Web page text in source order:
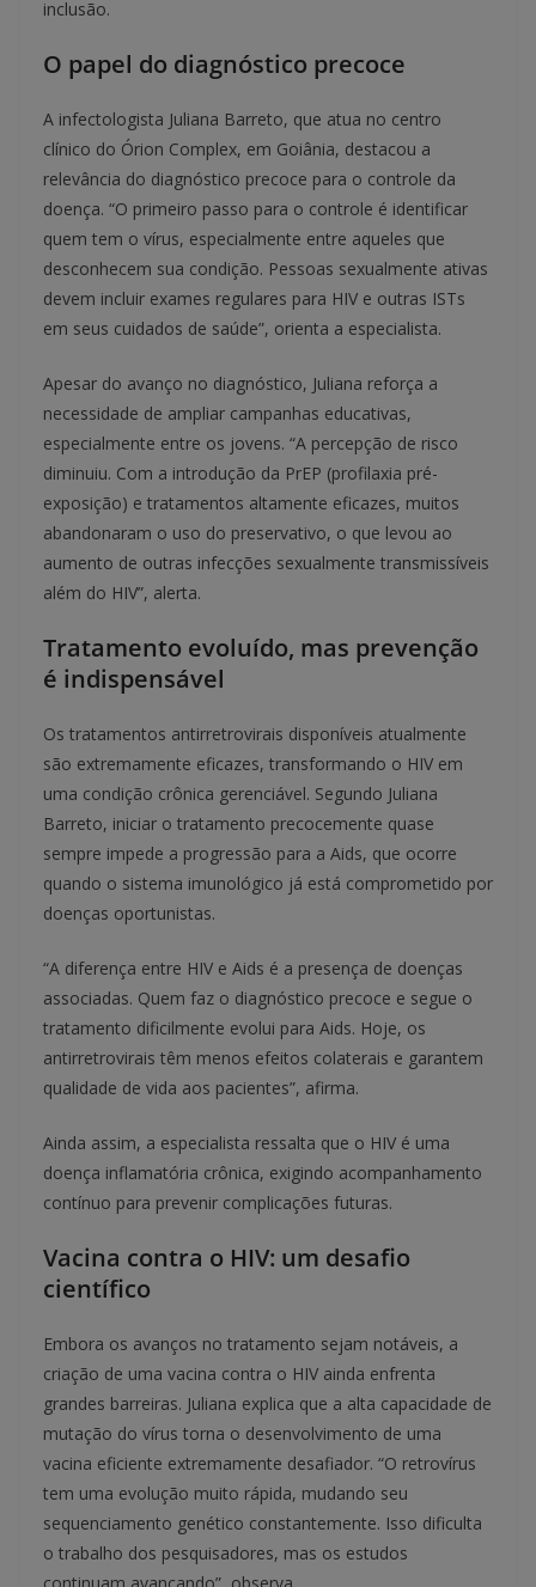
inclusão.
O papel do diagnóstico precoce
A infectologista Juliana Barreto, que atua no centro
clínico do Órion Complex, em Goiânia, destacou a
relevância do diagnóstico precoce para o controle da
doença. “O primeiro passo para o controle é identificar
quem tem o vírus, especialmente entre aqueles que
desconhecem sua condição. Pessoas sexualmente ativas
devem incluir exames regulares para HIV e outras ISTs
em seus cuidados de saúde”, orienta a especialista.
Apesar do avanço no diagnóstico, Juliana reforça a
necessidade de ampliar campanhas educativas,
especialmente entre os jovens. “A percepção de risco
diminuiu. Com a introdução da PrEP (profilaxia pré-
exposição) e tratamentos altamente eficazes, muitos
abandonaram o uso do preservativo, o que levou ao
aumento de outras infecções sexualmente transmissíveis
além do HIV”, alerta.
Tratamento evoluído, mas prevenção
é indispensável
Os tratamentos antirretrovirais disponíveis atualmente
são extremamente eficazes, transformando o HIV em
uma condição crônica gerenciável. Segundo Juliana
Barreto, iniciar o tratamento precocemente quase
sempre impede a progressão para a Aids, que ocorre
quando o sistema imunológico já está comprometido por
doenças oportunistas.
“A diferença entre HIV e Aids é a presença de doenças
associadas. Quem faz o diagnóstico precoce e segue o
tratamento dificilmente evolui para Aids. Hoje, os
antirretrovirais têm menos efeitos colaterais e garantem
qualidade de vida aos pacientes”, afirma.
Ainda assim, a especialista ressalta que o HIV é uma
doença inflamatória crônica, exigindo acompanhamento
contínuo para prevenir complicações futuras.
Vacina contra o HIV: um desafio
científico
Embora os avanços no tratamento sejam notáveis, a
criação de uma vacina contra o HIV ainda enfrenta
grandes barreiras. Juliana explica que a alta capacidade de
mutação do vírus torna o desenvolvimento de uma
vacina eficiente extremamente desafiador. “O retrovírus
tem uma evolução muito rápida, mudando seu
sequenciamento genético constantemente. Isso dificulta
o trabalho dos pesquisadores, mas os estudos